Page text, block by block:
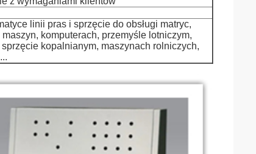
linii pras i sprzęcie do obsługi matryc,
komputerach, przemyśle lotniczym,
kopalnianym, maszynach rolniczych,